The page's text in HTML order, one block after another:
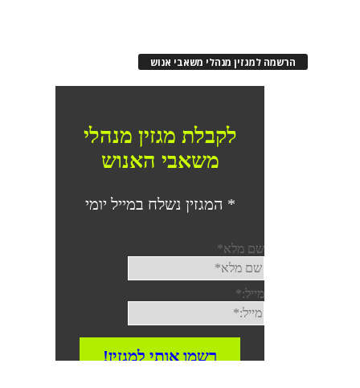
הרשמה למגזין מנהלי משאבי אנוש